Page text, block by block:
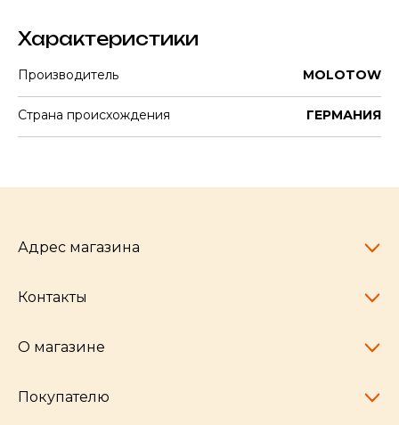
Характеристики
Производитель MOLOTOW
Страна происхождения ГЕРМАНИЯ
Адрес магазина
Челябинск,
Контакты
pocherkartshop@mail.ru
hello@pocherkartshop.ru
О магазине
Наши истории
Покупателю